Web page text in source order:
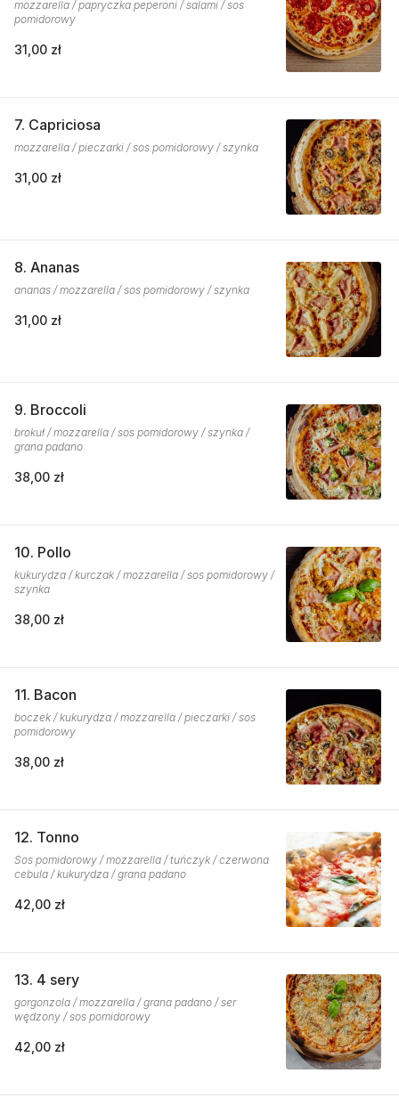
mozzarella / papryczka peperoni / salami / sos
pomidorowy
31,00 zł
7. Capriciosa
mozzarella / pieczarki / sos pomidorowy / szynka
31,00 zł
8. Ananas
ananas / mozzarella / sos pomidorowy / szynka
31,00 zł
9. Broccoli
brokuł / mozzarella / sos pomidorowy / szynka /
grana padano
38,00 zł
10. Pollo
kukurydza / kurczak / mozzarella / sos pomidorowy /
szynka
38,00 zł
11. Bacon
boczek / kukurydza / mozzarella / pieczarki / sos
pomidorowy
38,00 zł
12. Tonno
Sos pomidorowy / mozzarella / tuńczyk / czerwona
cebula / kukurydza / grana padano
42,00 zł
13. 4 sery
gorgonzola / mozzarella / grana padano / ser
wędzony / sos pomidorowy
42,00 zł